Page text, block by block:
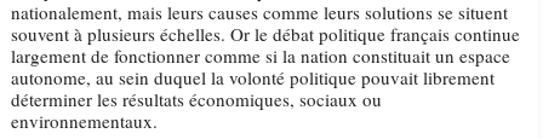
nationalement, mais leurs causes comme leurs solutions se situent
souvent à plusieurs échelles. Or le débat politique français continue
largement de fonctionner comme si la nation constituait un espace
autonome, au sein duquel la volonté politique pouvait librement
déterminer les résultats économiques, sociaux ou
environnementaux.